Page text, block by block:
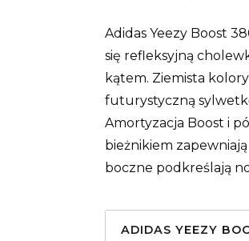
Adidas Yeezy Boost
się refleksyjną
kątem. Ziemista
futurystyczną
Amortyzacja Boost i
bieżnikiem
boczne podkreślają
ADIDAS YEEZY